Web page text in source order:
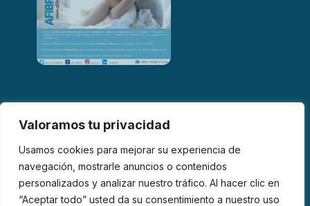
Valoramos tu privacidad
Usamos cookies para mejorar su experiencia de
navegación, mostrarle anuncios o contenidos
personalizados y analizar nuestro tráfico. Al hacer clic en
“Aceptar todo” usted da su consentimiento a nuestro uso
© 2026 AFIBROM. Todos los derechos reservados.